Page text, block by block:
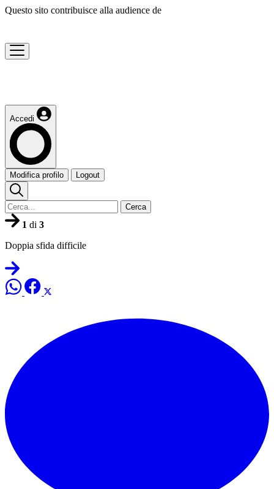
Questo sito contribuisce alla audience de
Accedi
Modifica profilo Logout
Cerca
1 di 3
Doppia sfida difficile